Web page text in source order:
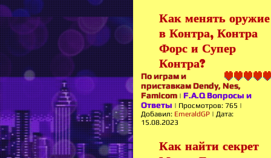
Как менять оружие
в Контра, Контра
Форс и Супер
Контра?
По играм и
приставкам Dendy, Nes,
Famicom | F.A.Q Вопросы и
Ответы | Просмотров: 765 |
Добавил: EmeraldGP | Дата:
15.08.2023
Как найти секрет